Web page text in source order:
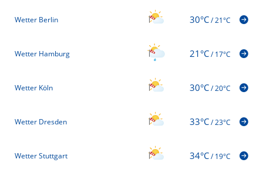
Wetter Berlin 30°C/21°C
Wetter Hamburg 21°C/17°C
Wetter Köln 30°C/20°C
Wetter Dresden 33°C/23°C
Wetter Stuttgart 34°C/19°C